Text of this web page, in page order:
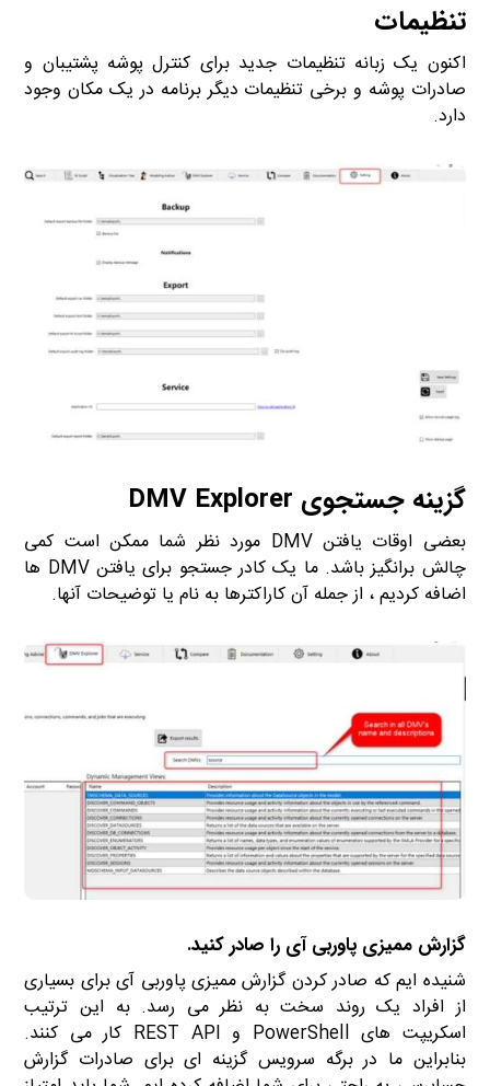
تنظیمات
اکنون یک زبانه تنظیمات جدید برای کنترل پوشه پشتیبان و
صادرات پوشه و برخی تنظیمات دیگر برنامه در یک مکان وجود
دارد.
گزینه جستجوی DMV Explorer
بعضی اوقات یافتن DMV مورد نظر شما ممکن است کمی
چالش برانگیز باشد. ما یک کادر جستجو برای یافتن DMV ها
اضافه کردیم ، از جمله آن کاراکترها به نام یا توضیحات آنها.
گزارش ممیزی پاوربی آی را صادر کنید.
شنیده ایم که صادر کردن گزارش ممیزی پاوربی آی برای بسیاری
از افراد یک روند سخت به نظر می رسد. به این ترتیب
اسکریپت های PowerShell و REST API کار می کنند.
بنابراین ما در برگه سرویس گزینه ای برای صادرات گزارش